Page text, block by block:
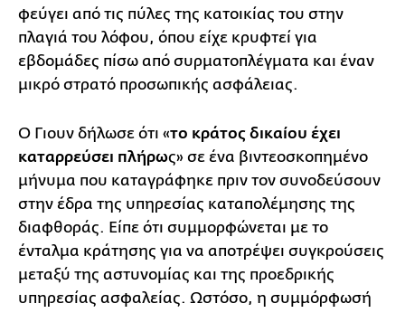
φεύγει από τις πύλες της κατοικίας του στην
πλαγιά του λόφου, όπου είχε κρυφτεί για
εβδομάδες πίσω από συρματοπλέγματα και έναν
μικρό στρατό προσωπικής ασφάλειας.
Ο Γιουν δήλωσε ότι «το κράτος δικαίου έχει
καταρρεύσει πλήρως» σε ένα βιντεοσκοπημένο
μήνυμα που καταγράφηκε πριν τον συνοδεύσουν
στην έδρα της υπηρεσίας καταπολέμησης της
διαφθοράς. Είπε ότι συμμορφώνεται με το
ένταλμα κράτησης για να αποτρέψει συγκρούσεις
μεταξύ της αστυνομίας και της προεδρικής
υπηρεσίας ασφαλείας. Ωστόσο, η συμμόρφωσή